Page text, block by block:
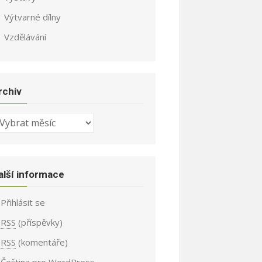
Výtvarné dílny
Vzdělávání
informace
Přihlásit se
RSS (příspěvky)
RSS (komentáře)